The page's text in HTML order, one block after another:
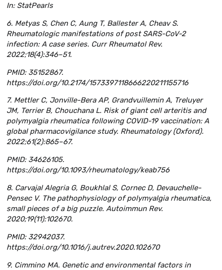
In: StatPearls
6. Metyas S, Chen C, Aung T, Ballester A, Cheav S.
Rheumatologic manifestations of post SARS-CoV-2
infection: A case series. Curr Rheumatol Rev.
2022;18(4):346–51.
PMID: 35152867.
https://doi.org/10.2174/1573397118666220211155716
7. Mettler C, Jonville-Bera AP, Grandvuillemin A, Treluyer
JM, Terrier B, Chouchana L. Risk of giant cell arteritis and
polymyalgia rheumatica following COVID-19 vaccination: A
global pharmacovigilance study. Rheumatology (Oxford).
2022;61(2):865–67.
PMID: 34626105.
https://doi.org/10.1093/rheumatology/keab756
8. Carvajal Alegria G, Boukhlal S, Cornec D, Devauchelle-
Pensec V. The pathophysiology of polymyalgia rheumatica,
small pieces of a big puzzle. Autoimmun Rev.
2020;19(11):102670.
PMID: 32942037.
https://doi.org/10.1016/j.autrev.2020.102670
9. Cimmino MA. Genetic and environmental factors in